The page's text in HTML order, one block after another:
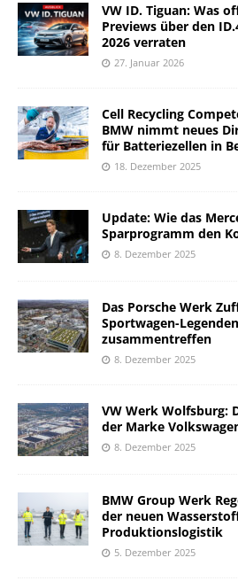
VW ID. Tiguan: Was
Previews über den
2026 verraten
27. Januar 2026
Cell Recycling
BMW nimmt neues
für Batteriezellen in
18. Dezember 2025
Update: Wie das
Sparprogramm den
8. Dezember 2025
Das Porsche Werk
Sportwagen-
zusammentreffen
8. Dezember 2025
VW Werk Wolfsburg:
der Marke
8. Dezember 2025
BMW Group Werk
der neuen
Produktionslogistik
5. Dezember 2025